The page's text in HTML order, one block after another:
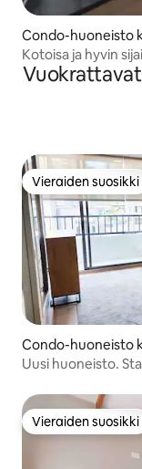
Condo-huoneisto
Kotoisa ja hyvin
Vieraiden suosikki
Vieraiden suosikki
Condo-huoneisto
Uusi huoneisto.
Vieraiden suosikki
Vieraiden suosikki